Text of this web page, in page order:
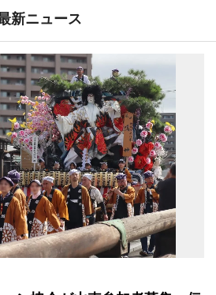
新ニュース